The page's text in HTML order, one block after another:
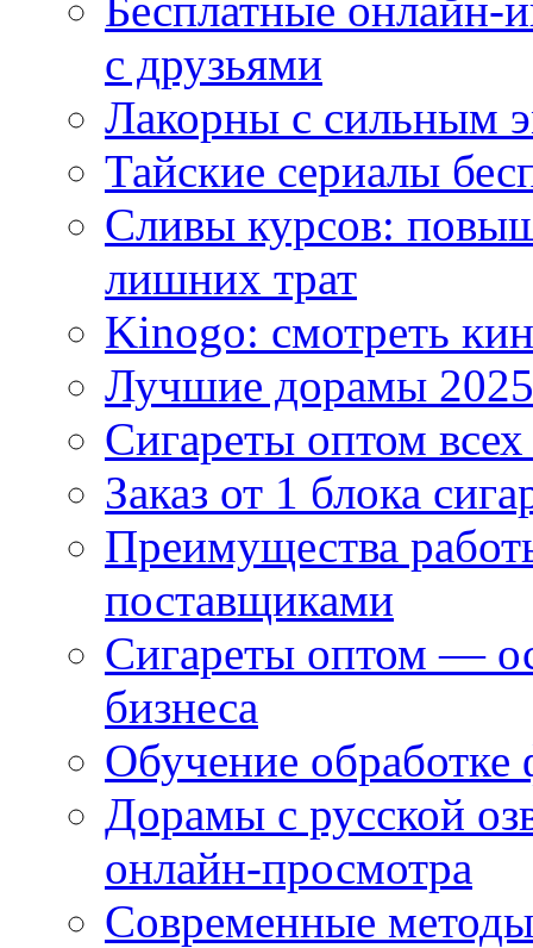
с друзьями
Лакорны с сильным
Тайские сериалы
Сливы курсов:
лишних трат
Kinogo: смотреть
Лучшие дорамы
Сигареты оптом
Заказ от 1 блока
Преимущества
поставщиками
Сигареты оптом —
бизнеса
Обучение
Дорамы с русской
онлайн-просмотра
Современные